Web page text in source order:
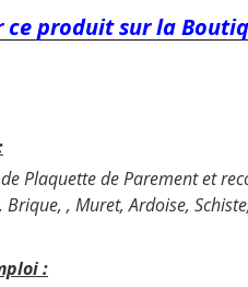
ce produit sur la
de Plaquette de Parement et
Brique, , Muret, Ardoise,
: